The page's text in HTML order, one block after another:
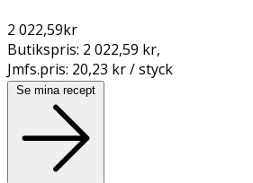
2 022,59kr
Butikspris: 2 022,59 kr,
Jmfs.pris: 20,23 kr / styck
Se mina recept